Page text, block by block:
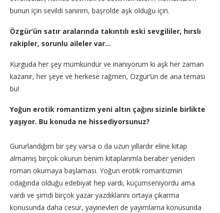
bunun için sevildi sanırım, başrolde aşk olduğu için.
Özgür’ün satır aralarında takıntılı eski sevgililer, hırslı
rakipler, sorunlu aileler var…
Kurguda her şey mümkündür ve inanıyorum ki aşk her zaman
kazanır, her şeye ve herkese rağmen, Özgür’ün de ana teması
bu!
Yoğun erotik romantizm yeni altın çağını sizinle birlikte
yaşıyor. Bu konuda ne hissediyorsunuz?
Gururlandığım bir şey varsa o da uzun yıllardır eline kitap
almamış birçok okurun benim kitaplarımla beraber yeniden
roman okumaya başlaması. Yoğun erotik romantizmin
odağında olduğu edebiyat hep vardı, küçümseniyordu ama
vardı ve şimdi birçok yazar yazdıklarını ortaya çıkarma
konusunda daha cesur, yayınevleri de yayımlama konusunda